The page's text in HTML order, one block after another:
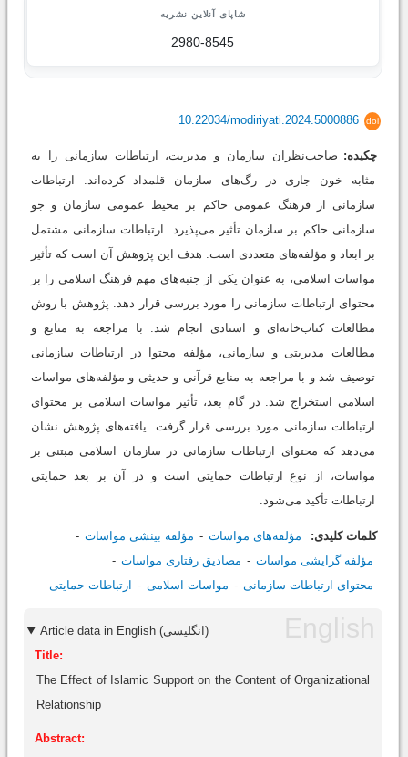
شاپای آنلاین نشریه
2980-8545
doi
10.22034/modiriyati.2024.5000886
چکیده: صاحب‌نظران سازمان و مدیریت، ارتباطات سازمانی را به
مثابه خون جاری در رگ‌های سازمان قلمداد کرده‌اند. ارتباطات
سازمانی از فرهنگ عمومی حاکم بر محیط عمومی سازمان و جو
سازمانی حاکم بر سازمان تأثیر می‌پذیرد. ارتباطات سازمانی مشتمل
بر ابعاد و مؤلفه‌های متعددی است. هدف این پژوهش آن است که تأثیر
مواسات اسلامی، به عنوان یکی از جنبه‌های مهم فرهنگ اسلامی را بر
محتوای ارتباطات سازمانی را مورد بررسی قرار دهد. پژوهش با روش
مطالعات کتاب‌خانه‌ای و اسنادی انجام شد. با مراجعه به منابع و
مطالعات مدیریتی و سازمانی، مؤلفه محتوا در ارتباطات سازمانی
توصیف شد و با مراجعه به منابع قرآنی و حدیثی و مؤلفه‌های مواسات
اسلامی استخراج شد. در گام بعد، تأثیر مواسات اسلامی بر محتوای
ارتباطات سازمانی مورد بررسی قرار گرفت. یافته‌های پژوهش نشان
می‌دهد که محتوای ارتباطات سازمانی در سازمان اسلامی مبتنی بر
مواسات، از نوع ارتباطات حمایتی است و در آن بر بعد حمایتی
ارتباطات تأکید می‌شود.
کلمات کلیدی: مؤلفه‌های مواسات
مؤلفه بینشی مواسات
مؤلفه گرایشی مواسات
مصادیق رفتاری مواسات
محتوای ارتباطات سازمانی
مواسات اسلامی ارتباطات حمایتی
Article data in English (انگلیسی)
Title:
The Effect of Islamic Support on the Content of Organizational
Relationship
Abstract: